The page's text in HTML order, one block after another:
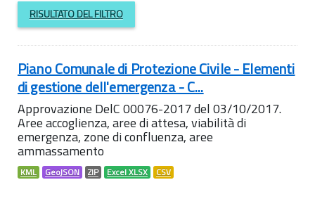
RISULTATO DEL FILTRO
Piano Comunale di Protezione Civile - Elementi
di gestione dell'emergenza - C...
Approvazione DelC 00076-2017 del 03/10/2017.
Aree accoglienza, aree di attesa, viabilità di
emergenza, zone di confluenza, aree
ammassamento
KML GeoJSON ZIP Excel XLSX CSV